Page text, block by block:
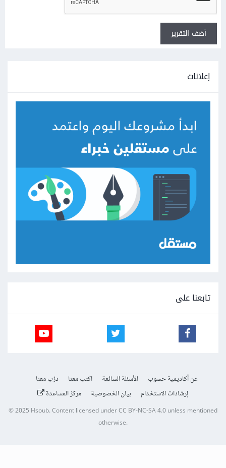
أضف التقرير
إعلانات
تابعنا على
عن أكاديمية حسوب الأسئلة الشائعة اكتب معنا
درّب معنا
إرشادات الاستخدام
بيان الخصوصية مركز المساعدة
© 2025 Hsoub.Content licensed underCC BY-NC-SA 4.0unless mentioned
otherwise.